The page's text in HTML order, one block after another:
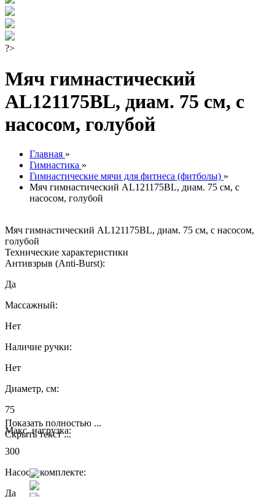
?>
Мяч гимнастический
AL121175BL, диам. 75 см, с
насосом, голубой
Главная »
Гимнастика »
Гимнастические мячи для фитнеса (фитболы) »
Мяч гимнастический AL121175BL, диам. 75 см, с
насосом, голубой
Мяч гимнастический AL121175BL, диам. 75 см, с насосом,
голубой
Технические характеристики
Антивзрыв (Anti-Burst):
Да
Массажный:
Нет
Наличие ручки:
Нет
Диаметр, см:
75
Макс. нагрузка:
300
Насос в комплекте:
Да
Показать полностью ...
Скрыть текст ...